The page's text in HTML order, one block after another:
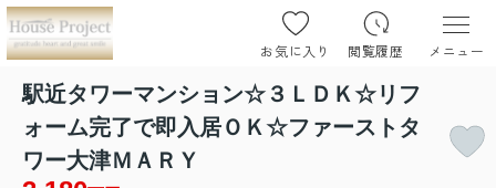
お気に入り 閲覧履歴 メニュー
駅近タワーマンション☆３ＬＤＫ☆リフ
ォーム完了で即入居ＯＫ☆ファーストタ
ワー大津ＭＡＲＹ